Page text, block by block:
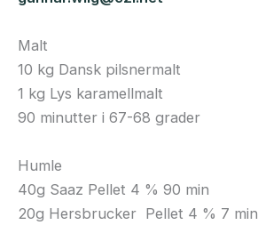
Malt
10 kg Dansk pilsnermalt
1 kg Lys karamellmalt
90 minutter i 67-68 grader
Humle
40g Saaz Pellet 4 % 90 min
20g Hersbrucker Pellet 4 % 7 min